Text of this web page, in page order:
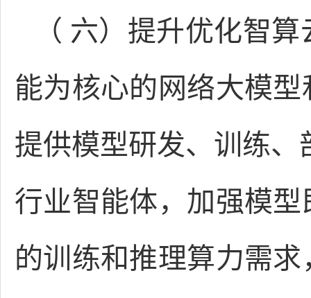
（ 六）提升优化智
能为核心的网络大模
提供模型研发、训练
行业智能体，加强模
的训练和推理算力需